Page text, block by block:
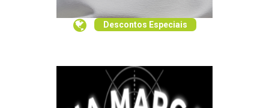
Descontos Especiais